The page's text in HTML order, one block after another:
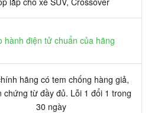
hành điện tử chuẩn của hãng
hãng có tem chống hàng giả,
chứng từ đầy đủ. Lỗi 1 đổi 1 trong
30 ngày